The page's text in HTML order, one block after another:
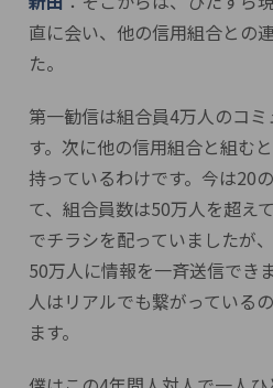
直に会い、他の信用組合との
た。
第一勧信は組合員4万人のコ
す。次に他の信用組合と組む
持っているわけです。今は20
て、組合員数は50万人を超え
でチラシを配っていましたが
50万人に情報を一斉送信でき
人はリアルでも繋がっている
ます。